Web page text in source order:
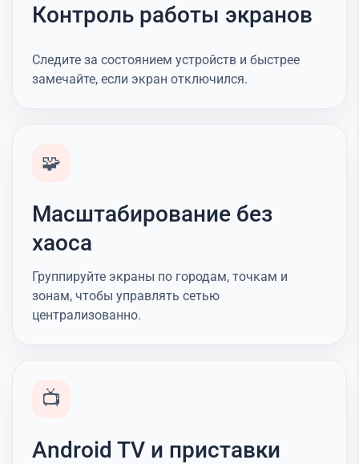
Контроль работы экранов
Следите за состоянием устройств и быстрее
замечайте, если экран отключился.
🧩
Масштабирование без
хаоса
Группируйте экраны по городам, точкам и
зонам, чтобы управлять сетью
централизованно.
📺
Android TV и приставки